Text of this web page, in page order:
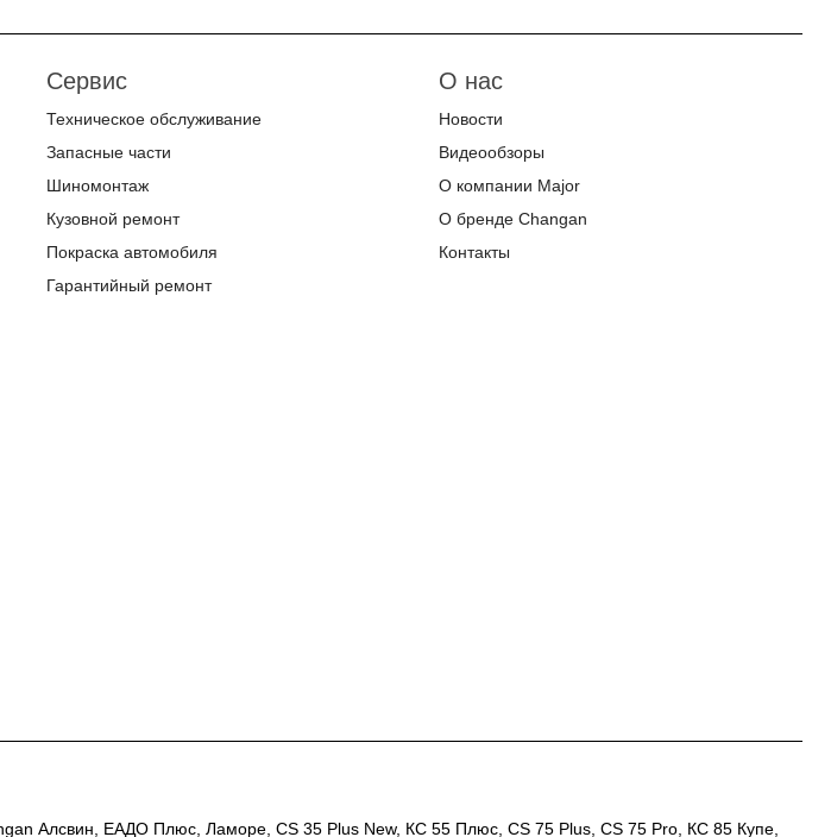
Сервис
Техническое обслуживание
Запасные части
Шиномонтаж
Кузовной ремонт
Покраска автомобиля
Гарантийный ремонт
О нас
Новости
Видеообзоры
О компании Major
О бренде Changan
Контакты
Алсвин, ЕАДО Плюс, Ламоре, CS 35 Plus New, КС 55 Плюс, CS 75 Plus, CS 75 Pro, КС 85 Купе,